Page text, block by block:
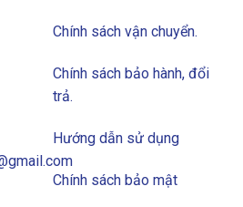
Chính sách vận chuyển.
Chính sách bảo hành, đổi
trả.
Hướng dẫn sử dụng
Chính sách bảo mật